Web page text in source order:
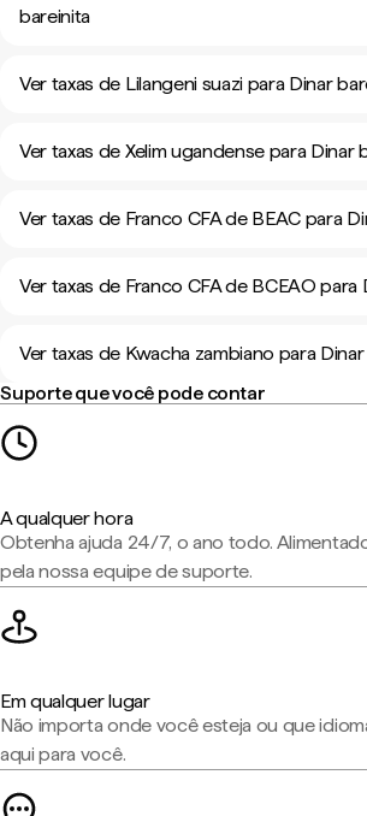
bareinita
Ver taxas de Lilangeni suazi para Dinar
Ver taxas de Xelim ugandense para Dinar
Ver taxas de Franco CFA de BEAC para
Ver taxas de Franco CFA de BCEAO para
Ver taxas de Kwacha zambiano para
Suporte que você pode contar
A qualquer hora
Obtenha ajuda 24/7, o ano todo.
pela nossa equipe de suporte.
Em qualquer lugar
Não importa onde você esteja ou que
aqui para você.